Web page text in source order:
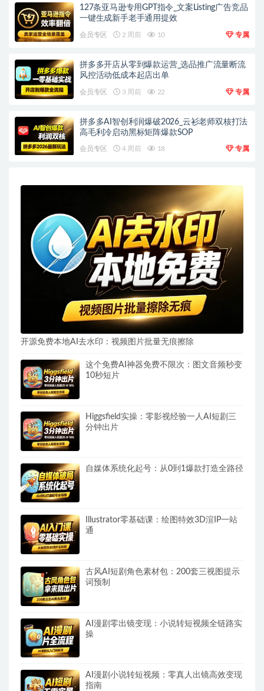
127条亚马逊专用GPT指令_文案Listing广告竞品
一键生成新手老手通用提效
会员专区 2 周前 10 专属
拼多多开店从零到爆款运营_选品推广流量断流
风控活动低成本起店出单
会员专区 3 周前 22 专属
拼多多AI智创利润爆破2026_云衫老师双核打法
高毛利冷启动黑标矩阵爆款SOP
会员专区 4 周前 18 专属
开源免费本地AI去水印：视频图片批量无痕擦除
这个免费AI神器免费不限次：图文音频秒变
10秒短片
Higgsfield实操：零影视经验一人AI短剧三
分钟出片
自媒体系统化起号：从0到1爆款打造全路径
Illustrator零基础课：绘图特效3D渲IP一站
通
古风AI短剧角色素材包：200套三视图提示
词预制
AI漫剧零出镜变现：小说转短视频全链路实
操
AI漫剧小说转短视频：零真人出镜高效变现
指南